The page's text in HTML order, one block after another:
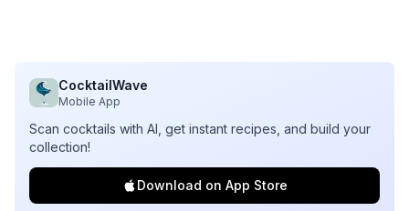
CocktailWave
Mobile App
Scan cocktails with AI, get instant recipes, and build your
collection!
Download on App Store